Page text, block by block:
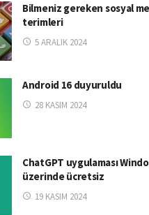
Bilmeniz gereken sosyal
terimleri
5 ARALIK 2024
Android 16 duyuruldu
28 KASIM 2024
ChatGPT uygulaması
üzerinde ücretsiz
19 KASIM 2024